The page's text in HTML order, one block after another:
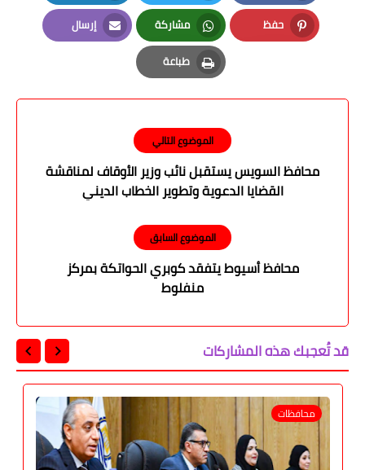
Facebook
Twitter
LinkedIn
حفظ
Pinterest
مشاركة
Whatsapp
إرسال
Email
طباعة
Print
الموضوع التالي
محافظ السويس يستقبل نائب وزير الأوقاف لمناقشة
القضايا الدعوية وتطوير الخطاب الديني
الموضوع السابق
محافظ أسيوط يتفقد كوبري الحواتكة بمركز
منفلوط
قد تُعجبك هذه المشاركات
محافظات